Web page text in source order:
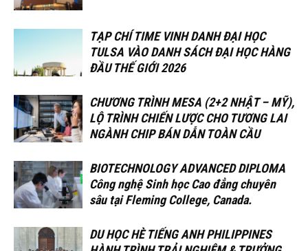
TẠP CHÍ TIME VINH DANH ĐẠI HỌC
TULSA VÀO DANH SÁCH ĐẠI HỌC HÀNG
ĐẦU THẾ GIỚI 2026
CHƯƠNG TRÌNH MESA (2+2 NHẬT – MỸ),
LỘ TRÌNH CHIẾN LƯỢC CHO TƯƠNG LAI
NGÀNH CHIP BÁN DẪN TOÀN CẦU
BIOTECHNOLOGY ADVANCED DIPLOMA
Công nghệ Sinh học Cao đẳng chuyên
sâu tại Fleming College, Canada.
DU HỌC HÈ TIẾNG ANH PHILIPPINES